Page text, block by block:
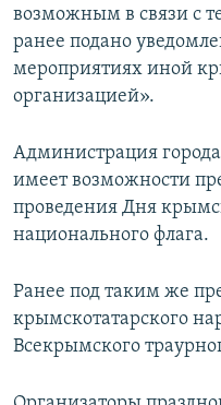
возможным в связи с
ранее подано
мероприятиях иной
организацией».
Администрация
имеет возможности
проведения Дня
национального флага.
Ранее под таким же
крымскотатарского
Всекрымского